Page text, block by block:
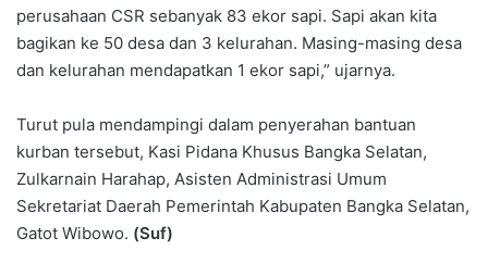
perusahaan CSR sebanyak 83 ekor sapi. Sapi akan kita
bagikan ke 50 desa dan 3 kelurahan. Masing-masing desa
dan kelurahan mendapatkan 1 ekor sapi,” ujarnya.
Turut pula mendampingi dalam penyerahan bantuan
kurban tersebut, Kasi Pidana Khusus Bangka Selatan,
Zulkarnain Harahap, Asisten Administrasi Umum
Sekretariat Daerah Pemerintah Kabupaten Bangka Selatan,
Gatot Wibowo. (Suf)